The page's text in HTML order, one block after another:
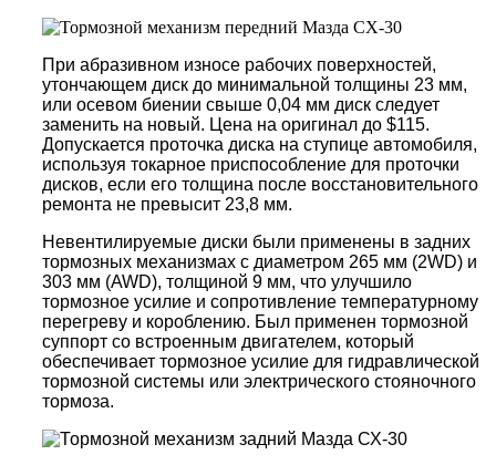
При абразивном износе рабочих поверхностей,
утончающем диск до минимальной толщины 23 мм,
или осевом биении свыше 0,04 мм диск следует
заменить на новый. Цена на оригинал до $115.
Допускается проточка диска на ступице автомобиля,
используя токарное приспособление для проточки
дисков, если его толщина после восстановительного
ремонта не превысит 23,8 мм.
Невентилируемые диски были применены в задних
тормозных механизмах с диаметром 265 мм (2WD) и
303 мм (AWD), толщиной 9 мм, что улучшило
тормозное усилие и сопротивление температурному
перегреву и короблению. Был применен тормозной
суппорт со встроенным двигателем, который
обеспечивает тормозное усилие для гидравлической
тормозной системы или электрического стояночного
тормоза.